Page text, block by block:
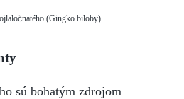
(Gingko biloby)
sú bohatým zdrojom